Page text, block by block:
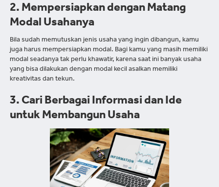
2. Mempersiapkan dengan Matang
Modal Usahanya
Bila sudah memutuskan jenis usaha yang ingin dibangun, kamu
juga harus mempersiapkan modal. Bagi kamu yang masih memiliki
modal seadanya tak perlu khawatir, karena saat ini banyak usaha
yang bisa dilakukan dengan modal kecil asalkan memiliki
kreativitas dan tekun.
3. Cari Berbagai Informasi dan Ide
untuk Membangun Usaha